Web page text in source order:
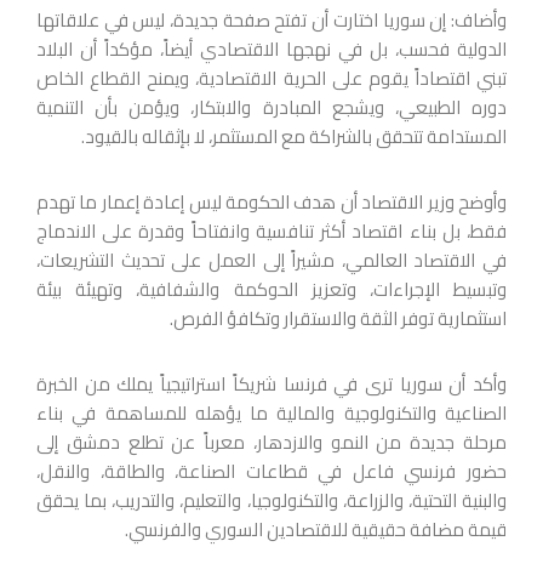
وأضاف: إن سوريا اختارت أن تفتح صفحة جديدة، ليس في علاقاتها
الدولية فحسب، بل في نهجها الاقتصادي أيضاً، مؤكداً أن البلاد
تبني اقتصاداً يقوم على الحرية الاقتصادية، ويمنح القطاع الخاص
دوره الطبيعي، ويشجع المبادرة والابتكار، ويؤمن بأن التنمية
المستدامة تتحقق بالشراكة مع المستثمر، لا بإثقاله بالقيود.
وأوضح وزير الاقتصاد أن هدف الحكومة ليس إعادة إعمار ما تهدم
فقط، بل بناء اقتصاد أكثر تنافسية وانفتاحاً وقدرة على الاندماج
في الاقتصاد العالمي، مشيراً إلى العمل على تحديث التشريعات،
وتبسيط الإجراءات، وتعزيز الحوكمة والشفافية، وتهيئة بيئة
استثمارية توفر الثقة والاستقرار وتكافؤ الفرص.
وأكد أن سوريا ترى في فرنسا شريكاً استراتيجياً يملك من الخبرة
الصناعية والتكنولوجية والمالية ما يؤهله للمساهمة في بناء
مرحلة جديدة من النمو والازدهار، معرباً عن تطلع دمشق إلى
حضور فرنسي فاعل في قطاعات الصناعة، والطاقة، والنقل،
والبنية التحتية، والزراعة، والتكنولوجيا، والتعليم، والتدريب، بما يحقق
قيمة مضافة حقيقية للاقتصادين السوري والفرنسي.